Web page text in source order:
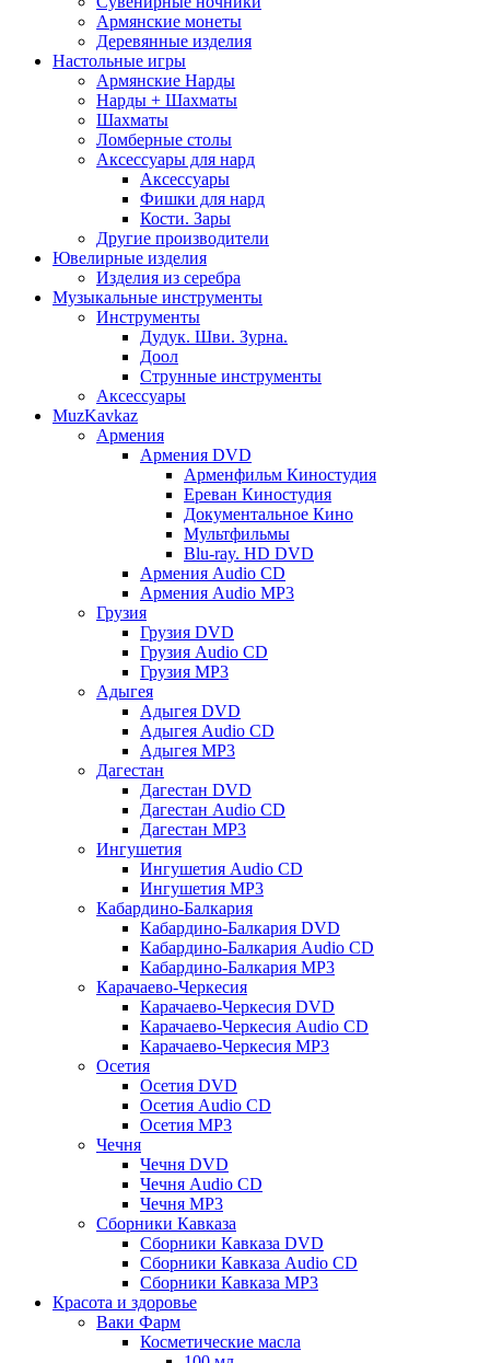
Армянские монеты
Деревянные изделия
Настольные игры
Армянские Нарды
Нарды + Шахматы
Шахматы
Ломберные столы
Аксессуары для нард
Аксессуары
Фишки для нард
Кости. Зары
Другие производители
Ювелирные изделия
Изделия из серебра
Музыкальные инструменты
Инструменты
Дудук. Шви. Зурна.
Доол
Струнные инструменты
Аксессуары
MuzKavkaz
Армения
Армения DVD
Арменфильм Киностудия
Ереван Киностудия
Документальное Кино
Мультфильмы
Blu-ray. HD DVD
Армения Audio CD
Армения Audio MP3
Грузия
Грузия DVD
Грузия Audio CD
Грузия MP3
Адыгея
Адыгея DVD
Адыгея Audio CD
Адыгея MP3
Дагестан
Дагестан DVD
Дагестан Audio CD
Дагестан MP3
Ингушетия
Ингушетия Audio CD
Ингушетия MP3
Кабардино-Балкария
Кабардино-Балкария DVD
Кабардино-Балкария Audio CD
Кабардино-Балкария MP3
Карачаево-Черкесия
Карачаево-Черкесия DVD
Карачаево-Черкесия Audio CD
Карачаево-Черкесия MP3
Осетия
Осетия DVD
Осетия Audio CD
Осетия MP3
Чечня
Чечня DVD
Чечня Audio CD
Чечня MP3
Сборники Кавказа
Сборники Кавказа DVD
Сборники Кавказа Audio CD
Сборники Кавказа MP3
Красота и здоровье
Ваки Фарм
Косметические масла